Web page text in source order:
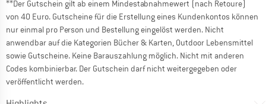
**Der Gutschein gilt ab einem Mindestabnahmewert (nach Retoure)
von 40 Euro. Gutscheine für die Erstellung eines Kundenkontos können
nur einmal pro Person und Bestellung eingelöst werden. Nicht
anwendbar auf die Kategorien Bücher & Karten, Outdoor Lebensmittel
sowie Gutscheine. Keine Barauszahlung möglich. Nicht mit anderen
Codes kombinierbar. Der Gutschein darf nicht weitergegeben oder
veröffentlicht werden.